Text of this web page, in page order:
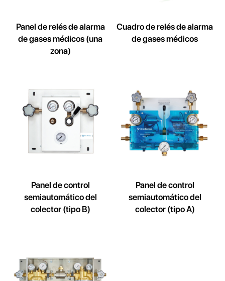
Panel de relés de alarma
de gases médicos (una
zona)
Cuadro de relés de alarma
de gases médicos
Panel de control
semiautomático del
colector (tipo B)
Panel de control
semiautomático del
colector (tipo A)